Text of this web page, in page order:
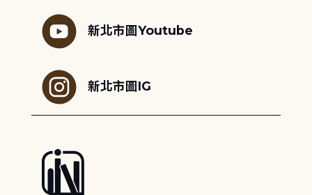
新北市圖Youtube
新北市圖IG